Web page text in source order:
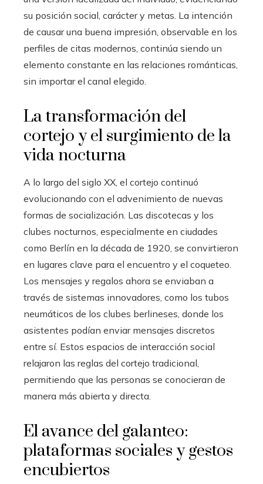
su posición social, carácter y metas. La intención
de causar una buena impresión, observable en los
perfiles de citas modernos, continúa siendo un
elemento constante en las relaciones románticas,
sin importar el canal elegido.
La transformación del
cortejo y el surgimiento de la
vida nocturna
A lo largo del siglo XX, el cortejo continuó
evolucionando con el advenimiento de nuevas
formas de socialización. Las discotecas y los
clubes nocturnos, especialmente en ciudades
como Berlín en la década de 1920, se convirtieron
en lugares clave para el encuentro y el coqueteo.
Los mensajes y regalos ahora se enviaban a
través de sistemas innovadores, como los tubos
neumáticos de los clubes berlineses, donde los
asistentes podían enviar mensajes discretos
entre sí. Estos espacios de interacción social
relajaron las reglas del cortejo tradicional,
permitiendo que las personas se conocieran de
manera más abierta y directa.
El avance del galanteo:
plataformas sociales y gestos
encubiertos